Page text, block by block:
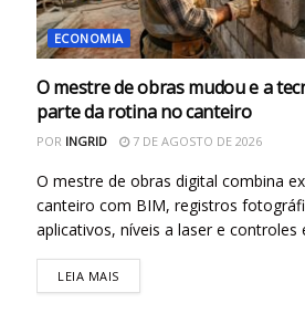
ECONOMIA
O mestre de obras mudou e a
parte da rotina no canteiro
POR INGRID 7 DE AGOSTO DE 2026
O mestre de obras digital combina
canteiro com BIM, registros
aplicativos, níveis a laser e controles
LEIA MAIS